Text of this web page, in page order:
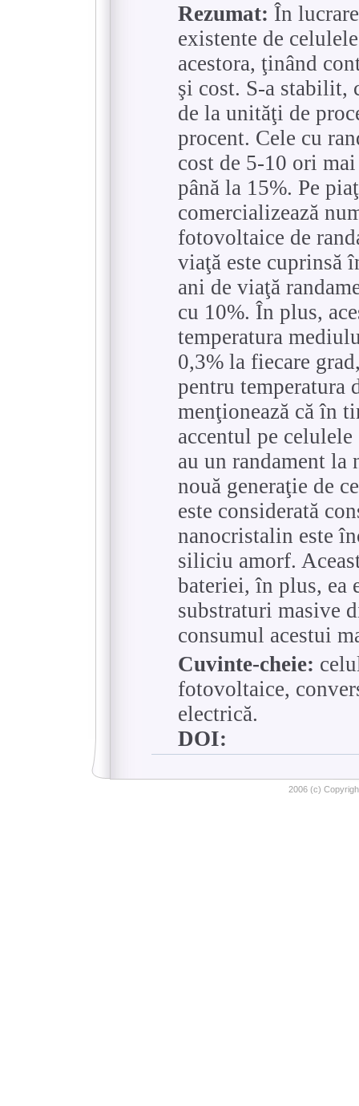
Rezumat: În
existente de
acestora, ţinând
şi cost. S-a stabilit,
de la unităţi de
procent. Cele cu
cost de 5-10 ori
până la 15%. Pe
comercializează
fotovoltaice de
viaţă este cuprinsă
ani de viaţă
cu 10%. În plus,
temperatura
0,3% la fiecare
pentru temperatura
menţionează că în
accentul pe
au un randament la
nouă generaţie de
este considerată
nanocristalin este
siliciu amorf.
bateriei, în plus, ea
substraturi masive
consumul acestui
Cuvinte-cheie:
fotovoltaice,
electrică.
DOI:
2006 (c)